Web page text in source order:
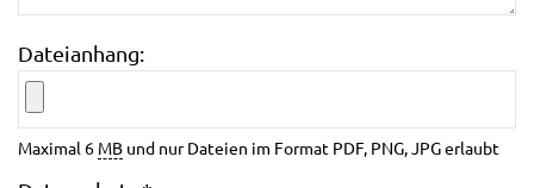
Dateianhang:
Maximal 6 MB und nur Dateien im Format PDF, PNG, JPG erlaubt